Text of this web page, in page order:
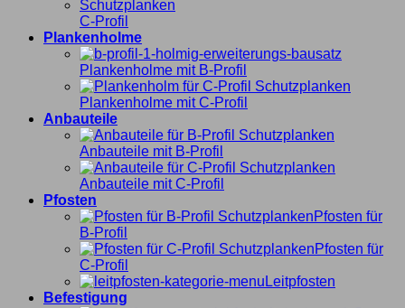
C-Profil
Plankenholme
Plankenholme mit B-Profil
Plankenholme mit C-Profil
Anbauteile
Anbauteile mit B-Profil
Anbauteile mit C-Profil
Pfosten
Pfosten für
B-Profil
Pfosten für
C-Profil
Leitpfosten
Befestigung